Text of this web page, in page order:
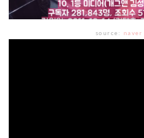
source: naver